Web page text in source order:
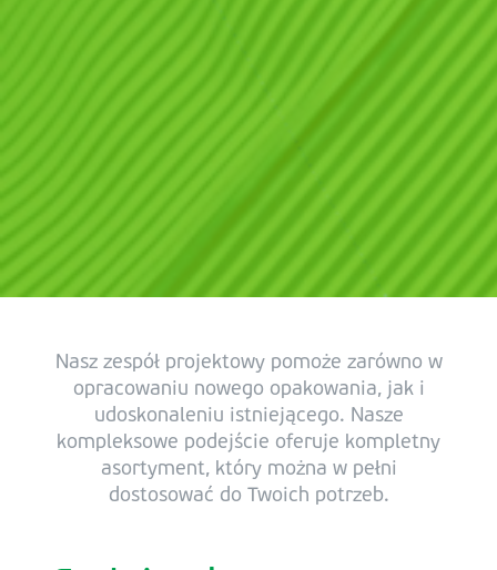
Nasz zespół projektowy pomoże zarówno w
opracowaniu nowego opakowania, jak i
udoskonaleniu istniejącego. Nasze
kompleksowe podejście oferuje kompletny
asortyment, który można w pełni
dostosować do Twoich potrzeb.